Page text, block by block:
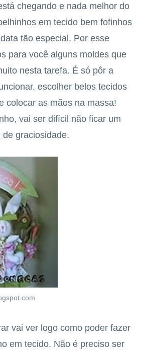
chegando e nada melhor do
em tecido bem fofinhos
tão especial. Por esse
para você alguns moldes que
nesta tarefa. É só pôr a
escolher belos tecidos
colocar as mãos na massa!
vai ser difícil não ficar um
graciosidade.
vai ver logo como poder fazer
em tecido. Não é preciso ser